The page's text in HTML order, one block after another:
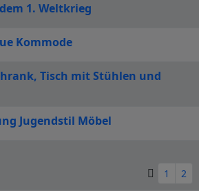
1. Weltkrieg
Kommode
Tisch mit Stühlen und
Jugendstil Möbel
1 2